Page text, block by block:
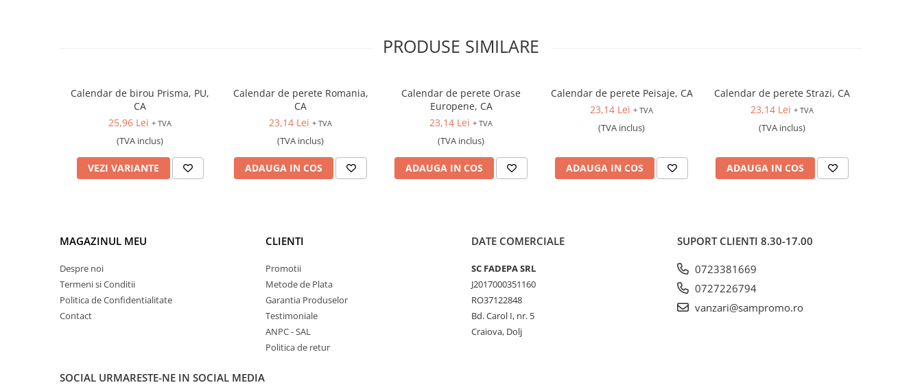
PRODUSE SIMILARE
Calendar de birou Prisma, PU,
CA
25,96 Lei + TVA
(TVA inclus)
VEZI VARIANTE
Calendar de perete Romania,
CA
23,14 Lei + TVA
(TVA inclus)
ADAUGA IN COS
Calendar de perete Orase
Europene, CA
23,14 Lei + TVA
(TVA inclus)
ADAUGA IN COS
Calendar de perete Peisaje, CA
23,14 Lei + TVA
(TVA inclus)
ADAUGA IN COS
Calendar de perete Strazi, CA
23,14 Lei + TVA
(TVA inclus)
ADAUGA IN COS
MAGAZINUL MEU
Despre noi
Termeni si Conditii
Politica de Confidentialitate
Contact
CLIENTI
Promotii
Metode de Plata
Garantia Produselor
Testimoniale
ANPC - SAL
Politica de retur
DATE COMERCIALE
SC FADEPA SRL
J2017000351160
RO37122848
Bd. Carol I, nr. 5
Craiova, Dolj
SUPORT CLIENTI 8.30-17.00
0723381669
0727226794
vanzari@sampromo.ro
SOCIAL URMARESTE-NE IN SOCIAL MEDIA